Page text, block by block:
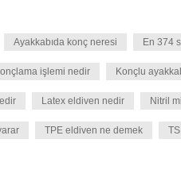
Ayakkabıda konç neresi En 374
işlemi nedir Konçlu
Latex eldiven nedir Nitril
TPE eldiven ne demek